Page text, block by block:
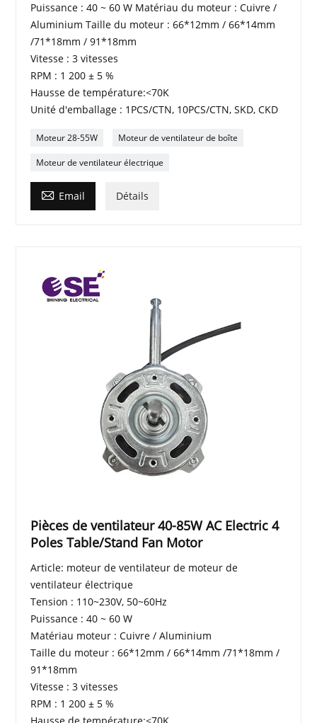
Puissance : 40 ~ 60 W Matériau du moteur : Cuivre /
Aluminium Taille du moteur : 66*12mm / 66*14mm
/71*18mm / 91*18mm
Vitesse : 3 vitesses
RPM : 1 200 ± 5 %
Hausse de température:<70K
Unité d'emballage : 1PCS/CTN, 10PCS/CTN, SKD, CKD
Moteur 28-55W Moteur de ventilateur de boîte
Moteur de ventilateur électrique
 Email Détails
Pièces de ventilateur 40-85W AC Electric 4
Poles Table/Stand Fan Motor
Article: moteur de ventilateur de moteur de
ventilateur électrique
Tension : 110~230V, 50~60Hz
Puissance : 40 ~ 60 W
Matériau moteur : Cuivre / Aluminium
Taille du moteur : 66*12mm / 66*14mm /71*18mm /
91*18mm
Vitesse : 3 vitesses
RPM : 1 200 ± 5 %